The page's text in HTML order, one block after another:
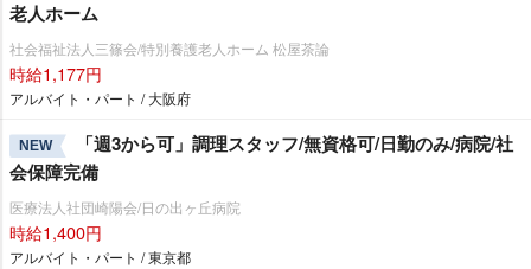
老人ホーム
社会福祉法人三篠会/特別養護老人ホーム 松屋茶論
時給1,177円
アルバイト・パート / 大阪府
NEW
「週3から可」調理スタッフ/無資格可/日勤のみ/病院/社
会保障完備
医療法人社団崎陽会/日の出ヶ丘病院
時給1,400円
アルバイト・パート / 東京都